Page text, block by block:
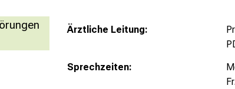
Ärztliche Leitung:
Sprechzeiten: